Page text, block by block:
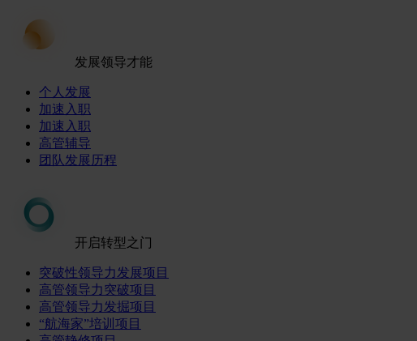
发展领导才能
个人发展
加速入职
加速入职
高管辅导
团队发展历程
开启转型之门
突破性领导力发展项目
高管领导力突破项目
高管领导力发掘项目
“航海家”培训项目